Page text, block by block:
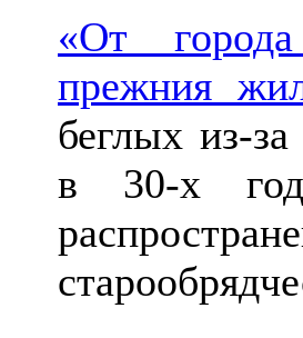
«От
прежния
беглых из-
в 30-х